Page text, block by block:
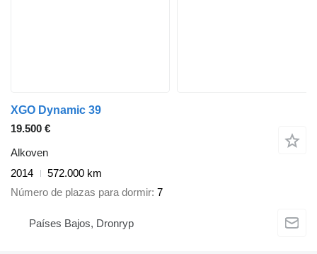
XGO Dynamic 39
19.500 €
Alkoven
2014
572.000 km
Número de plazas para dormir 7
Países Bajos, Dronryp